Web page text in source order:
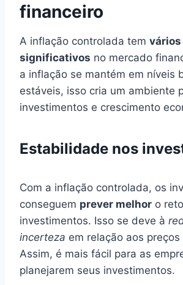
financeiro
A inflação controlada tem
significativos no mercado
a inflação se mantém em níveis
estáveis, isso cria um ambiente
investimentos e crescimento
Estabilidade nos
Com a inflação controlada, os
conseguem prever melhor o
investimentos. Isso se deve à
incerteza em relação aos
Assim, é mais fácil para as
planejarem seus investimentos.